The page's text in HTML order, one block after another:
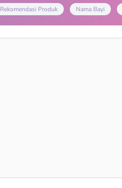
Rekomendasi Produk Nama Bayi